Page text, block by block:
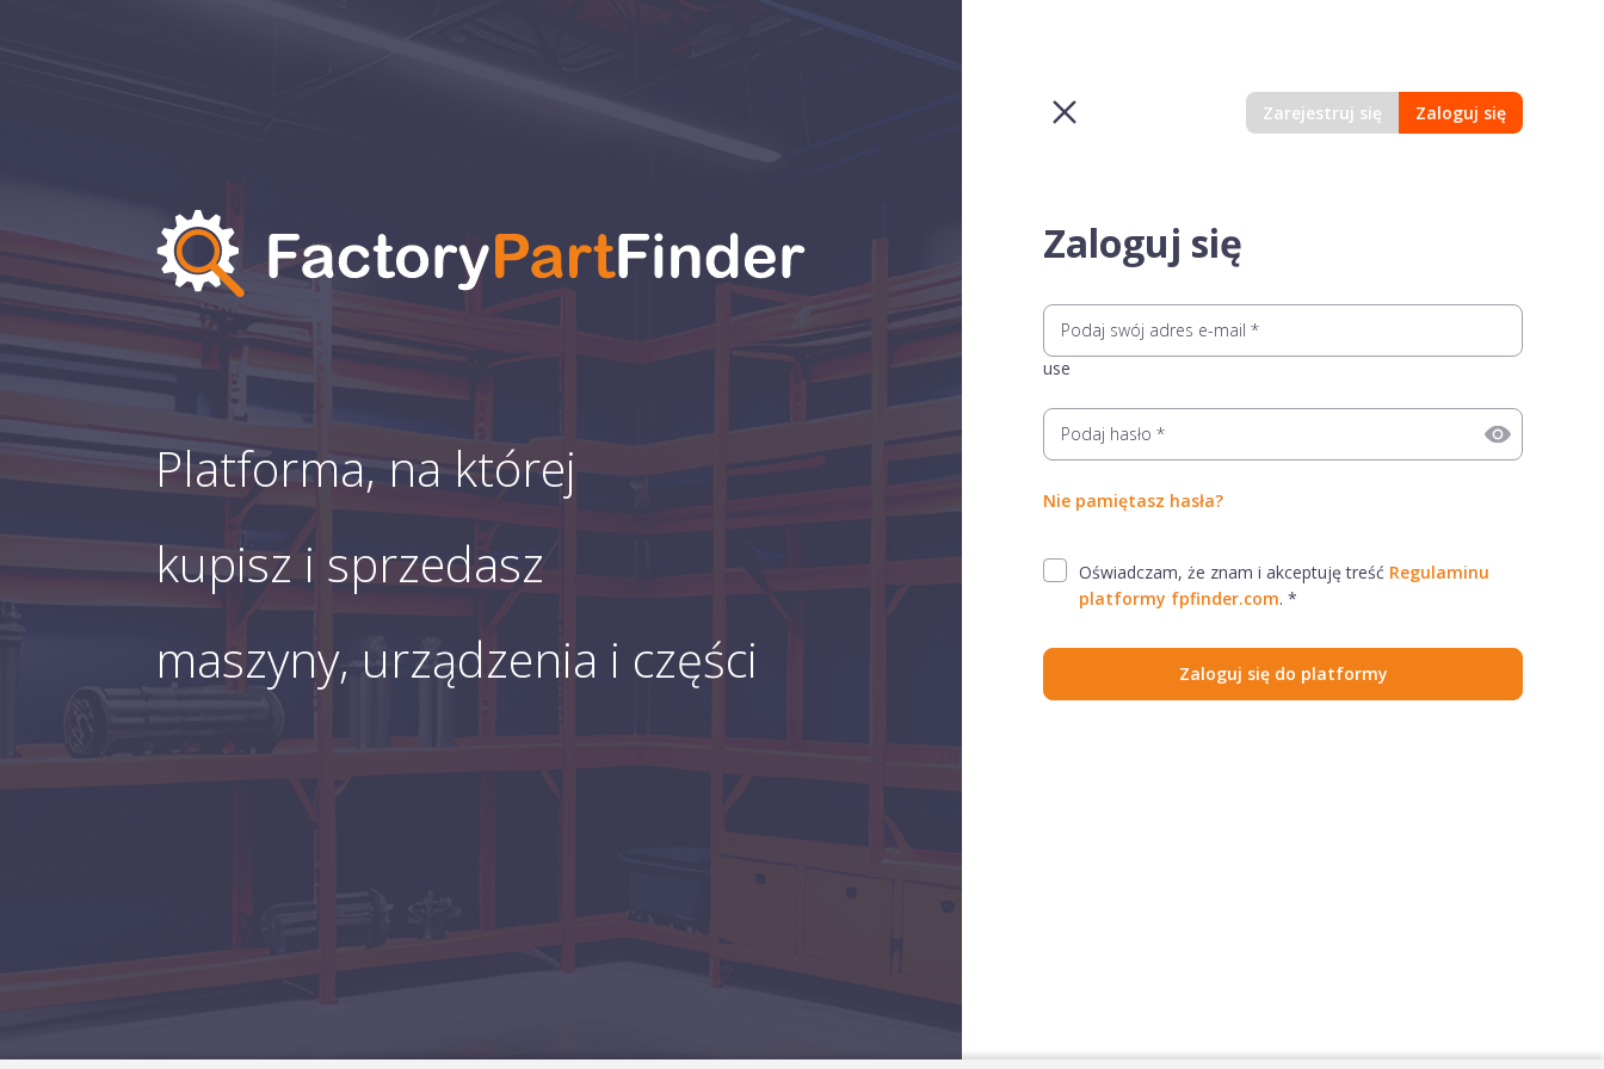
Platforma, na której
kupisz i sprzedasz
maszyny, urządzenia i części
Zarejestruj się Zaloguj się
Zaloguj się
use
Nie pamiętasz hasła?
Oświadczam, że znam i akceptuję treść Regulaminu
platformy fpfinder.com. *
Zaloguj się do platformy